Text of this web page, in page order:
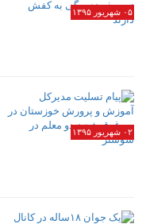
۰۵ شهریور ۱۳۹۵
۰۲ شهریور ۱۳۹۵